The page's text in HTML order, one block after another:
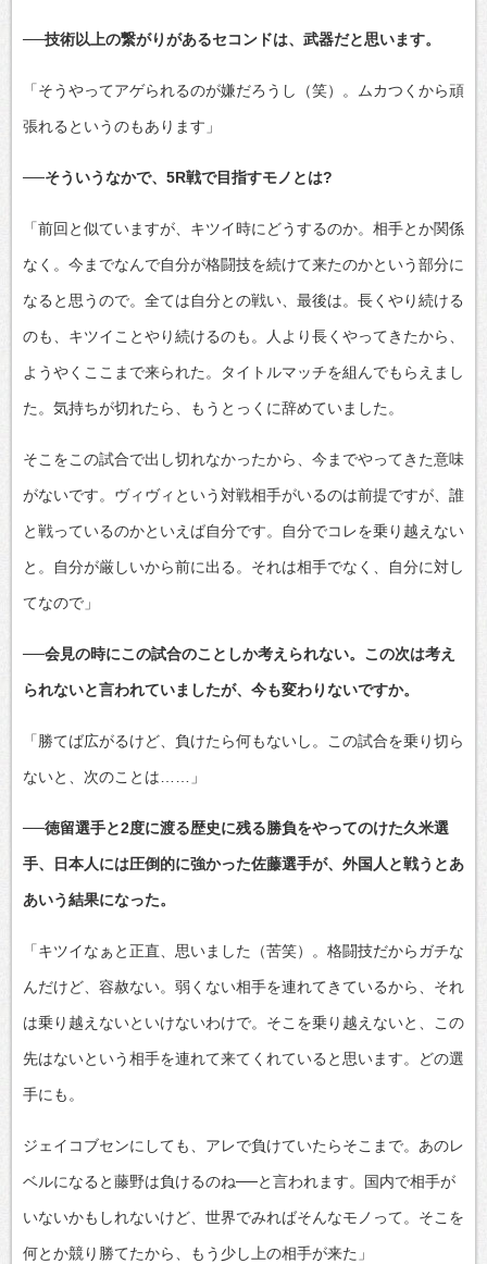
──技術以上の繋がりがあるセコンドは、武器だと思います。
「そうやってアゲられるのが嫌だろうし（笑）。ムカつくから頑
張れるというのもあります」
──そういうなかで、5R戦で目指すモノとは?
「前回と似ていますが、キツイ時にどうするのか。相手とか関係
なく。今までなんで自分が格闘技を続けて来たのかという部分に
なると思うので。全ては自分との戦い、最後は。長くやり続ける
のも、キツイことやり続けるのも。人より長くやってきたから、
ようやくここまで来られた。タイトルマッチを組んでもらえまし
た。気持ちが切れたら、もうとっくに辞めていました。
そこをこの試合で出し切れなかったから、今までやってきた意味
がないです。ヴィヴィという対戦相手がいるのは前提ですが、誰
と戦っているのかといえば自分です。自分でコレを乗り越えない
と。自分が厳しいから前に出る。それは相手でなく、自分に対し
てなので」
──会見の時にこの試合のことしか考えられない。この次は考え
られないと言われていましたが、今も変わりないですか。
「勝てば広がるけど、負けたら何もないし。この試合を乗り切ら
ないと、次のことは……」
──徳留選手と2度に渡る歴史に残る勝負をやってのけた久米選
手、日本人には圧倒的に強かった佐藤選手が、外国人と戦うとあ
あいう結果になった。
「キツイなぁと正直、思いました（苦笑）。格闘技だからガチな
んだけど、容赦ない。弱くない相手を連れてきているから、それ
は乗り越えないといけないわけで。そこを乗り越えないと、この
先はないという相手を連れて来てくれていると思います。どの選
手にも。
ジェイコブセンにしても、アレで負けていたらそこまで。あのレ
ベルになると藤野は負けるのね──と言われます。国内で相手が
いないかもしれないけど、世界でみればそんなモノって。そこを
何とか競り勝てたから、もう少し上の相手が来た」